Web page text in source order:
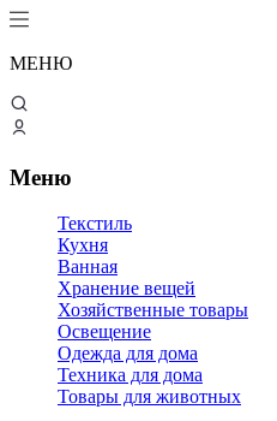
МЕНЮ
Меню
Текстиль
Кухня
Ванная
Хранение вещей
Хозяйственные товары
Освещение
Одежда для дома
Техника для дома
Товары для животных